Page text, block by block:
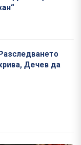
Дечев да